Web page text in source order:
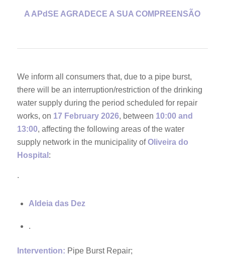
A APdSE AGRADECE A SUA COMPREENSÃO
We inform all consumers that, due to a pipe burst,
there will be an interruption/restriction of the drinking
water supply during the period scheduled for repair
works, on 17 February 2026, between 10:00 and
13:00, affecting the following areas of the water
supply network in the municipality ofOliveira do
Hospital :
.
Aldeia das Dez
.
Intervention: Pipe Burst Repair;